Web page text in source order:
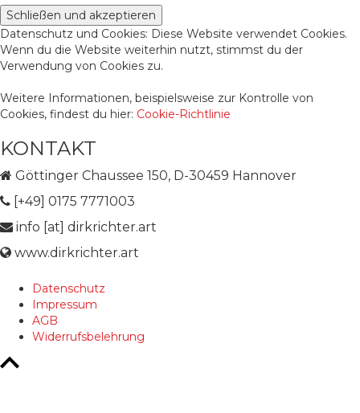
Datenschutz und Cookies: Diese Website verwendet Cookies.
Wenn du die Website weiterhin nutzt, stimmst du der
Verwendung von Cookies zu.
Weitere Informationen, beispielsweise zur Kontrolle von
Cookies, findest du hier: Cookie-Richtlinie
KONTAKT
Göttinger Chaussee 150, D-30459 Hannover
[+49] 0175 7771003
info [at] dirkrichter.art
www.dirkrichter.art
Datenschutz
Impressum
AGB
Widerrufsbelehrung